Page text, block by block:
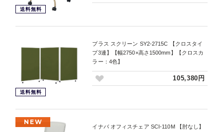
送料無料
送料無料
プラス スクリーン SY2-2715C 【クロスタイ
プ3連】【幅2750×高さ1500mm】【クロスカ
ラー：4色】
105,380円
NEW
イナバ オフィスチェア SCI-110M 【肘なし】